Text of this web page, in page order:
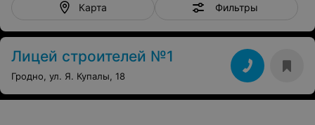
Карта Фильтры
Лицей строителей №1
Гродно, ул. Я. Купалы, 18